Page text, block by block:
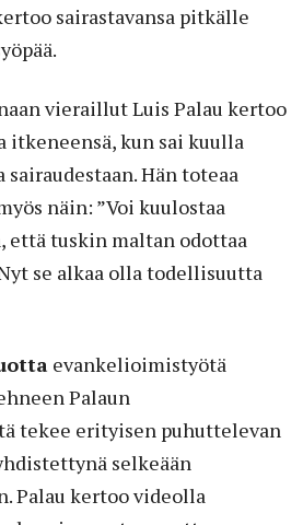
sairastavansa pitkälle
vieraillut Luis Palau kertoo
itkeneensä, kun sai kuulla
Hän toteaa
näin: ”Voi kuulostaa
että tuskin maltan odottaa
se alkaa olla todellisuutta
evankelioimistyötä
Palaun
tekee erityisen puhuttelevan
selkeään
Palau kertoo videolla